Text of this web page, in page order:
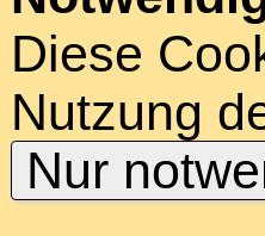
Diese
Nutzung
Nur